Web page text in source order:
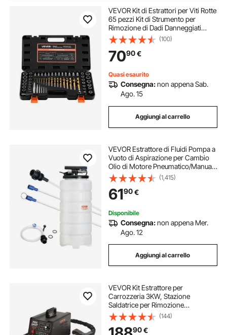
riparazione kit estrattore per ammaccature
kit estrattore carrozzeria
kit estrattori per carrozzeria
kit apricancello scorrevole
VEVOR Kit di Estrattori per Viti Rotte
65 pezzi Kit di Strumento per
Rimozione di Dadi Danneggiati
Arrotondati, Utensili per Riparazioni
Domestiche da Officina Materiale in
Acciaio Cr-Mo
(100)
7090€
Quasi esaurito
Consegna:non appena Sab.
Ago. 15
Aggiungi al carrello
VEVOR Estrattore di Fluidi Pompa a
Vuoto di Aspirazione per Cambio
Olio di Motore Pneumatico/Manuale
Capienza max. 15L, Estrattore per
Cambio Olio Pompa a Vuoto Kit
Evacuazione a Vuoto dei Fluidi Auto
(1,415)
6190€
Disponibile
Consegna:non appena Mer.
Ago. 12
Aggiungi al carrello
VEVOR Kit Estrattore per
Carrozzeria 3KW, Stazione
Saldatrice per Rimozione
Ammaccature a Punti 6 Modalità di
Saldatura, Kit di Strumento per
Riparazione Ammaccature
(144)
90€